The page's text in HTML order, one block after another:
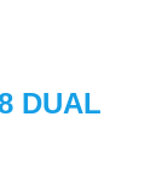
DUAL